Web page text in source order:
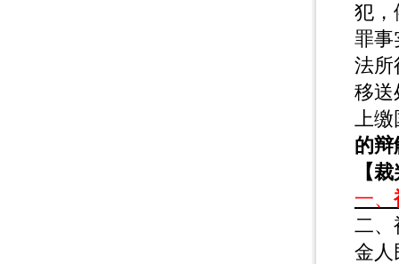
犯，
罪事
法所
移送
上缴
的
【
一、
二、
金